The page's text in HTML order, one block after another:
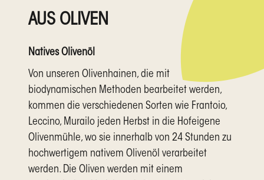
AUS OLIVEN
Natives Olivenöl
Von unseren Olivenhainen, die mit
biodynamischen Methoden bearbeitet werden,
kommen die verschiedenen Sorten wie Frantoio,
Leccino, Murailo jeden Herbst in die Hofeigene
Olivenmühle, wo sie innerhalb von 24 Stunden zu
hochwertigem nativem Olivenöl verarbeitet
werden. Die Oliven werden mit einem